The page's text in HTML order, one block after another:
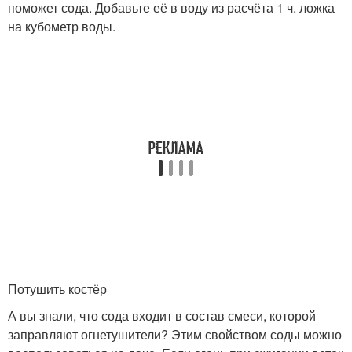
поможет сода. Добавьте её в воду из расчёта 1 ч. ложка
на кубометр воды.
Потушить костёр
А вы знали, что сода входит в состав смеси, которой
заправляют огнетушители? Этим свойством соды можно